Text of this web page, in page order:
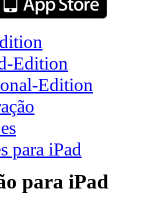
Edition
Edition
para iPad
para iPad